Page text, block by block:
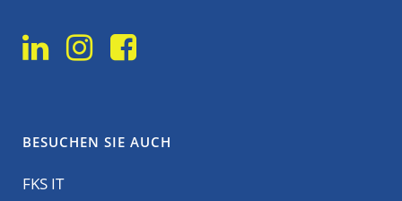
BESUCHEN SIE AUCH
FKS IT